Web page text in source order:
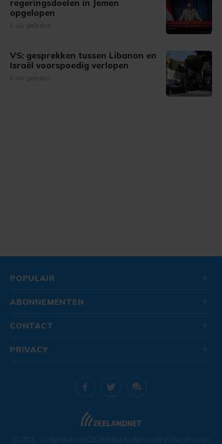
regeringsdoelen in Jemen
opgelopen
5 uur geleden
VS: gesprekken tussen Libanon en
Israël voorspoedig verlopen
6 uur geleden
POPULAIR
ABONNEMENTEN
CONTACT
© 2026 . Onderdeel van DELTA Fiber Nederland B.V. Geniet van je
PRIVACY